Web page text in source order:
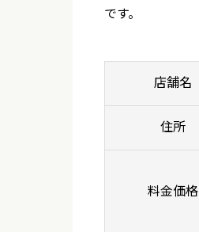
です。
店舗名
住所
料金価格